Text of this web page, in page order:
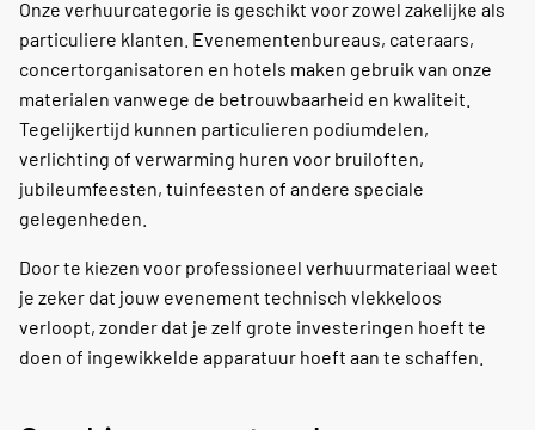
Onze verhuurcategorie is geschikt voor zowel zakelijke als
particuliere klanten. Evenementenbureaus, cateraars,
concertorganisatoren en hotels maken gebruik van onze
materialen vanwege de betrouwbaarheid en kwaliteit.
Tegelijkertijd kunnen particulieren podiumdelen,
verlichting of verwarming huren voor bruiloften,
jubileumfeesten, tuinfeesten of andere speciale
gelegenheden.
Door te kiezen voor professioneel verhuurmateriaal weet
je zeker dat jouw evenement technisch vlekkeloos
verloopt, zonder dat je zelf grote investeringen hoeft te
doen of ingewikkelde apparatuur hoeft aan te schaffen.